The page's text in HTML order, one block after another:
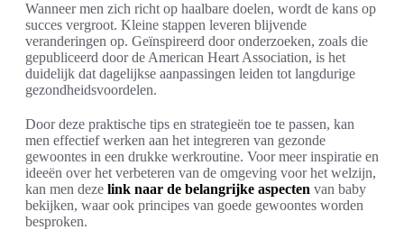
Wanneer men zich richt op haalbare doelen, wordt de kans op
succes vergroot. Kleine stappen leveren blijvende
veranderingen op. Geïnspireerd door onderzoeken, zoals die
gepubliceerd door de American Heart Association, is het
duidelijk dat dagelijkse aanpassingen leiden tot langdurige
gezondheidsvoordelen.
Door deze praktische tips en strategieën toe te passen, kan
men effectief werken aan het integreren van gezonde
gewoontes in een drukke werkroutine. Voor meer inspiratie en
ideeën over het verbeteren van de omgeving voor het welzijn,
kan men deze link naar de belangrijke aspecten van baby
bekijken, waar ook principes van goede gewoontes worden
besproken.